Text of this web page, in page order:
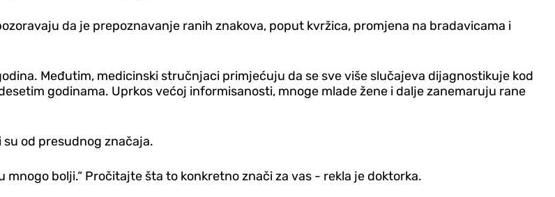
da je prepoznavanje ranih znakova, poput kvržica, promjena na bradavicama i
Međutim, medicinski stručnjaci primjećuju da se sve više slučajeva dijagnostikuje kod
godinama. Uprkos većoj informisanosti, mnoge mlade žene i dalje zanemaruju rane
od presudnog značaja.
bolji.“ Pročitajte šta to konkretno znači za vas - rekla je doktorka.